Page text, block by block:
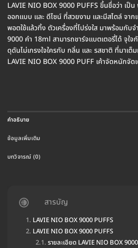
LAVIE NIO BOX 9000 PUFFS ขึ้นชื่อว่า เป็
ออกแบบ และ ดีไซน์ ที่สวยงาม และมีสไตล์ จา
พอตใช้แล้วทิ้ง ตัวเครื่องที่โปร่งใส มาพร้อมกับ
9000 คำ 18ml สามารถชาร์จแบตเตอรี่ได้ จุใจ
ดุดันไม่เกรงใจใครกับ กลิ่น และ รสชาติ ที่มาเต็
LAVIE NIO BOX 9000 PUFF เค้าจัดหนักจั
คำอธิบาย
ข้อมูลเพิ่มเติม
บทวิจารณ์ (0)
สารบัญ
LAVIE NIO BOX 9000 PUFFS
LAVIE NIO BOX 9000 PUFFS
รายละเอียด LAVIE NIO BOX